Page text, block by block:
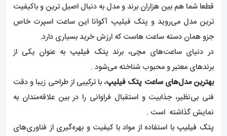
قطعا شما هم بین هزاران برند و مدل به دنبال اصیل ترین و باکیفیت
ترین مدل می‌روید و پتک فیلیپ آکوانا این ساعت اسپرت خاص
جزو همان دسته ساعت هاست که ارزش خرید بسیاری دارد.
در دنیای ساعت‌های مچی، برند پتک فیلیپ به عنوان یکی از
برندهای معتبر و محبوب شناخته می‌شود .
بهترین مدل‌های ساعت پتک فیلیپ، با ترکیبی از طراحی زیبا و دقت
فنی بی‌نظیر، جذابیت و استقبال فراوانی را در بین علاقه‌مندان به
نمایش گذاشته است .
پتک فیلیپ با استفاده از مواد با کیفیت و بهره‌گیری از فناوری‌های